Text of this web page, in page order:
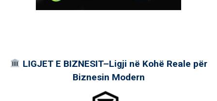
LIGJET E BIZNESIT–Ligji në Kohë Reale për
Biznesin Modern